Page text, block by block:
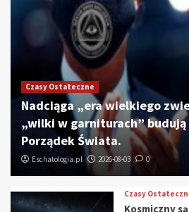
Czasy Ostateczne
Nadciąga „era wielkiego
„wilki w garniturach” budują
Porządek Świata.
Eschatologia.pl 2026-08-03 0
Czasy
Kosmiczny